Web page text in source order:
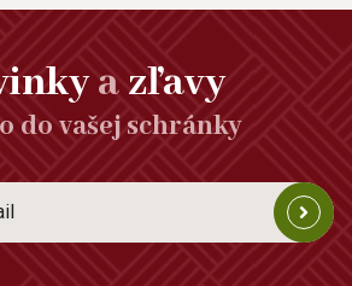
azľavy
do vašej schránky